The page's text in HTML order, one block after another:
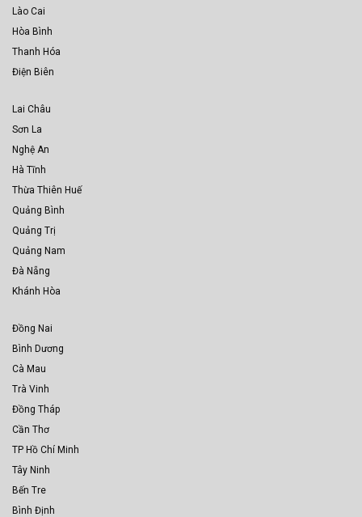
Lào Cai
Hòa Bình
Thanh Hóa
Điện Biên
Lai Châu
Sơn La
Nghệ An
Hà Tĩnh
Thừa Thiên Huế
Quảng Bình
Quảng Trị
Quảng Nam
Đà Nẵng
Khánh Hòa
Đồng Nai
Bình Dương
Cà Mau
Trà Vinh
Đồng Tháp
Cần Thơ
TP Hồ Chí Minh
Tây Ninh
Bến Tre
Bình Định